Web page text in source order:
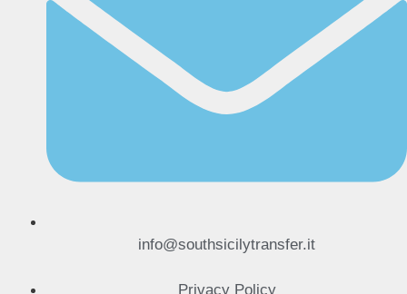
info@southsicilytransfer.it
Privacy Policy